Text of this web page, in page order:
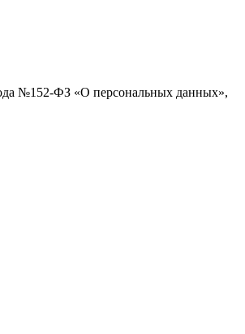
№152-ФЗ «О персональных данных»,